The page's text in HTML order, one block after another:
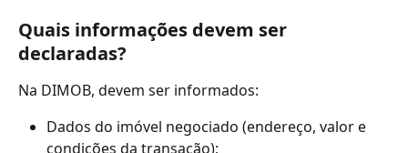
Quais informações devem ser
declaradas?
Na DIMOB, devem ser informados:
Dados do imóvel negociado (endereço, valor e
condições da transação);